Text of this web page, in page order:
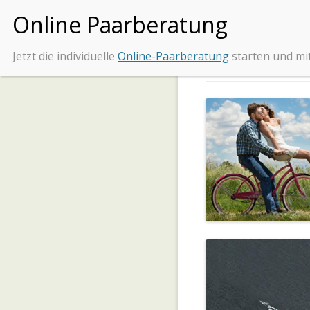
Tipps und Beratung
BEZIEHUNG RETTEN
Jetzt die individuelle Online-Paarberatungstarten und